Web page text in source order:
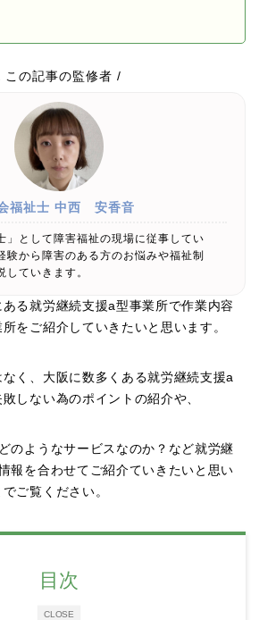
この記事の監修者 /
福祉士 中西 安香音
」として障害福祉の現場に従事してい
験から障害のある方のお悩みや福祉制
していきます。
る就労継続支援a型事業所で作業内容
をご紹介していきたいと思います。
く、大阪に数多くある就労継続支援a
しない為のポイントの紹介や、
のようなサービスなのか？など就労継
報を合わせてご紹介ていきたいと思い
ご覧ください。
CLOSE
目次